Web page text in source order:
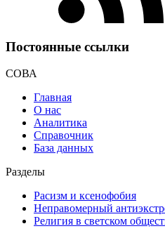
Постоянные ссылки
СОВА
Главная
О нас
Аналитика
Справочник
База данных
Разделы
Расизм и ксенофобия
Неправомерный
Религия в светском